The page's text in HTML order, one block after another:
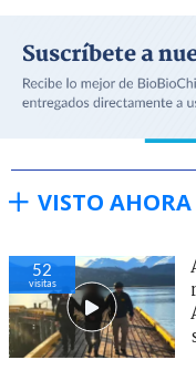
VISTO AHORA
52
visitas